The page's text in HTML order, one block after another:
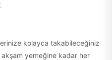
kolayca takabileceğiniz
yemeğine kadar her